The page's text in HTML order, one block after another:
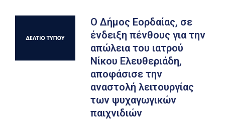
Ο Δήμος Εορδαίας, σε
ένδειξη πένθους για την
απώλεια του ιατρού
Νίκου Ελευθεριάδη,
αποφάσισε την
αναστολή λειτουργίας
των ψυχαγωγικών
παιχνιδιών